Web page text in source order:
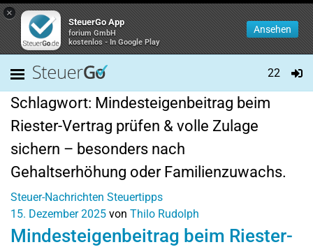
×
SteuerGo App
forium GmbH
kostenlos - In Google Play
Ansehen
22
Schlagwort: Mindesteigenbeitrag beim
Riester-Vertrag prüfen & volle Zulage
sichern – besonders nach
Gehaltserhöhung oder Familienzuwachs.
Steuer-Nachrichten Steuertipps
15. Dezember 2025 von Thilo Rudolph
Mindesteigenbeitrag beim Riester-